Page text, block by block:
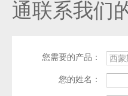
通联系我们
您需要的产品：
您的姓名：